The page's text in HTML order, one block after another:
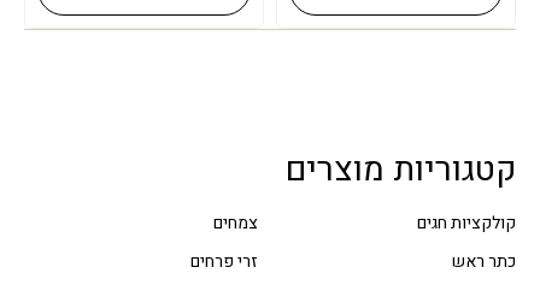
קטגוריות מוצרים
קולקציות חגים
צמחים
כתר ראש
זרי פרחים